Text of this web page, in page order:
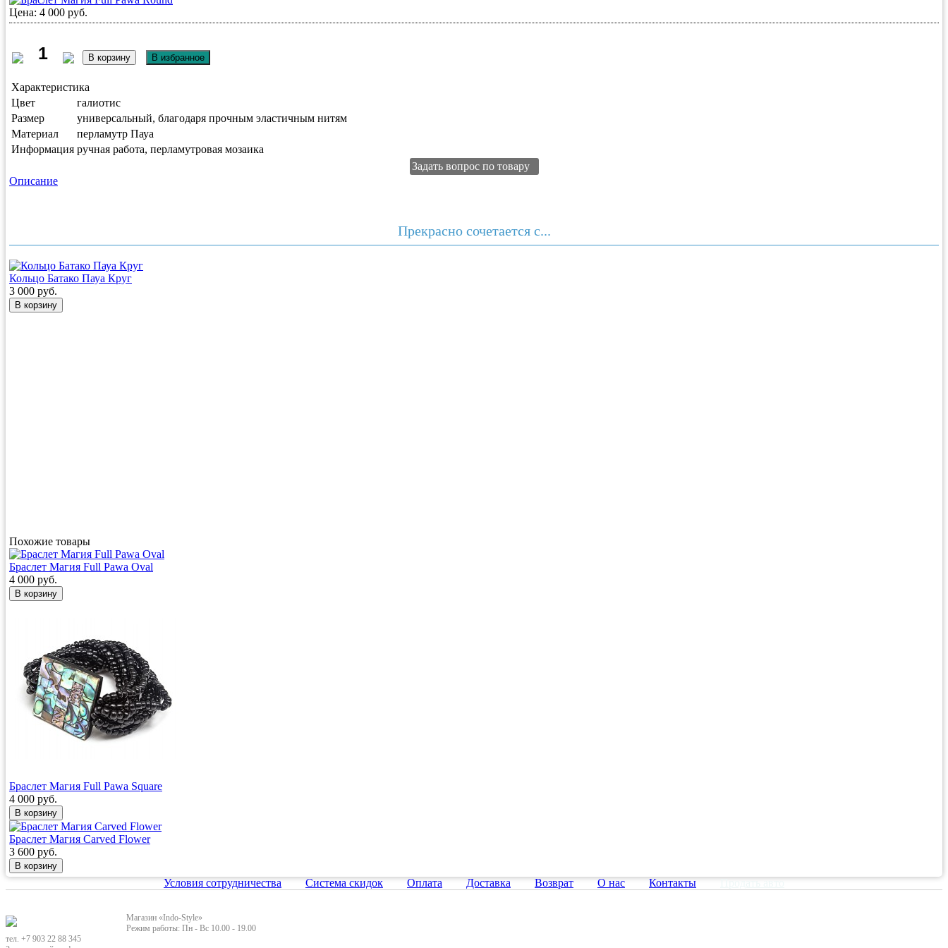
Цена: 4 000 руб.
Характеристика
Цвет
галиотис
Размер
универсальный, благодаря прочным эластичным нитям
Материал
перламутр Пауа
Информация ручная работа, перламутровая мозаика
Задать вопрос по товару
Описание
Прекрасно сочетается с...
Кольцо Батако Пауа Круг
3 000 руб.
Похожие товары
Браслет Магия Full Pawa Oval
4 000 руб.
Браслет Магия Full Pawa Square
4 000 руб.
Браслет Магия Carved Flower
3 600 руб.
Условия сотрудничества Система скидок Оплата Доставка Возврат О нас Контакты
Магазин «Indo-Style»
Режим работы: Пн - Вс 10.00 - 19.00
тел. +7 903 22 88 345